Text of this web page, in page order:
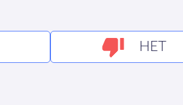
НЕТ